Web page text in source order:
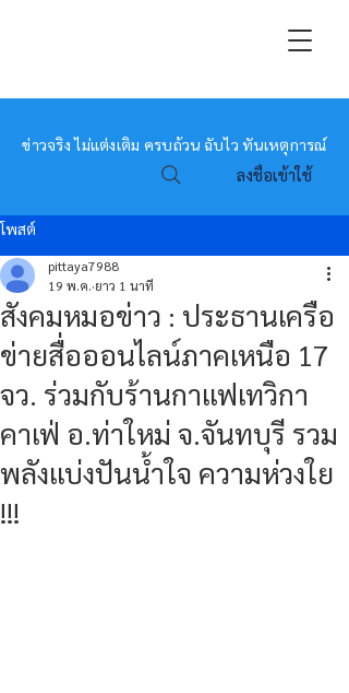
หมอข่าว
ข่าวจริง ไม่แต่งเติม ครบถ้วน ฉับไว ทันเหตุการณ์
ลงชื่อเข้าใช้
โพสต์
สังคมหมอข่าว : ประธานเครือ
ข่ายสื่อออนไลน์ภาคเหนือ 17
จว. ร่วมกับร้านกาแฟเทวิกา
คาเฟ่ อ.ท่าใหม่ จ.จันทบุรี รวม
พลังแบ่งปันน้ำใจ ความห่วงใย
!!!
pittaya7988
19 พ.ค. ยาว 1 นาที